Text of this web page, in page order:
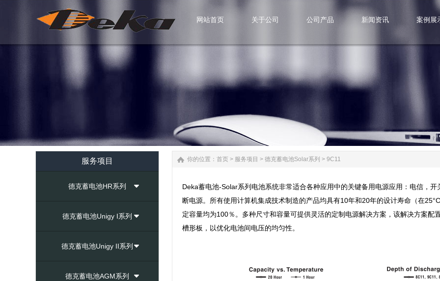
网站首页
关于公司
公司产品
新闻资讯
案例展
案例展
服务项目
德克蓄电池HR系列
德克蓄电池Unigy I系列
德克蓄电池Unigy II系列
德克蓄电池AGM系列
你的位置： 首页 > 服务项目 > 德克蓄电池Solar系列 > 9C11
Deka蓄电池-Solar系列电池系统非常适合各种应用中的关键备用电源应用：电信，
断电源。所有使用计算机集成技术制造的产品均具有10年和20年的设计寿命（在
定容量均为100％。多种尺寸和容量可提供灵活的定制电源解决方案，该解决方案
槽形板，以优化电池间电压的均匀性。